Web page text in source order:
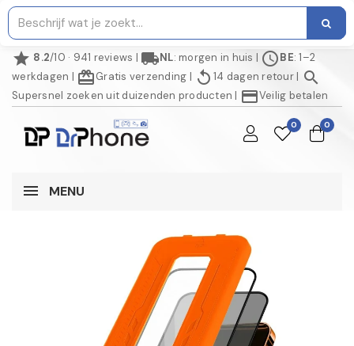
star 8.2/10 · 941 reviews | local_shippingNL: morgen in huis | scheduleBE: 1–2
werkdagen | redeemGratis verzending | replay 14 dagen retour| search
Supersnel zoeken uit duizenden producten | credit_cardVeilig betalen
0 0
MENU